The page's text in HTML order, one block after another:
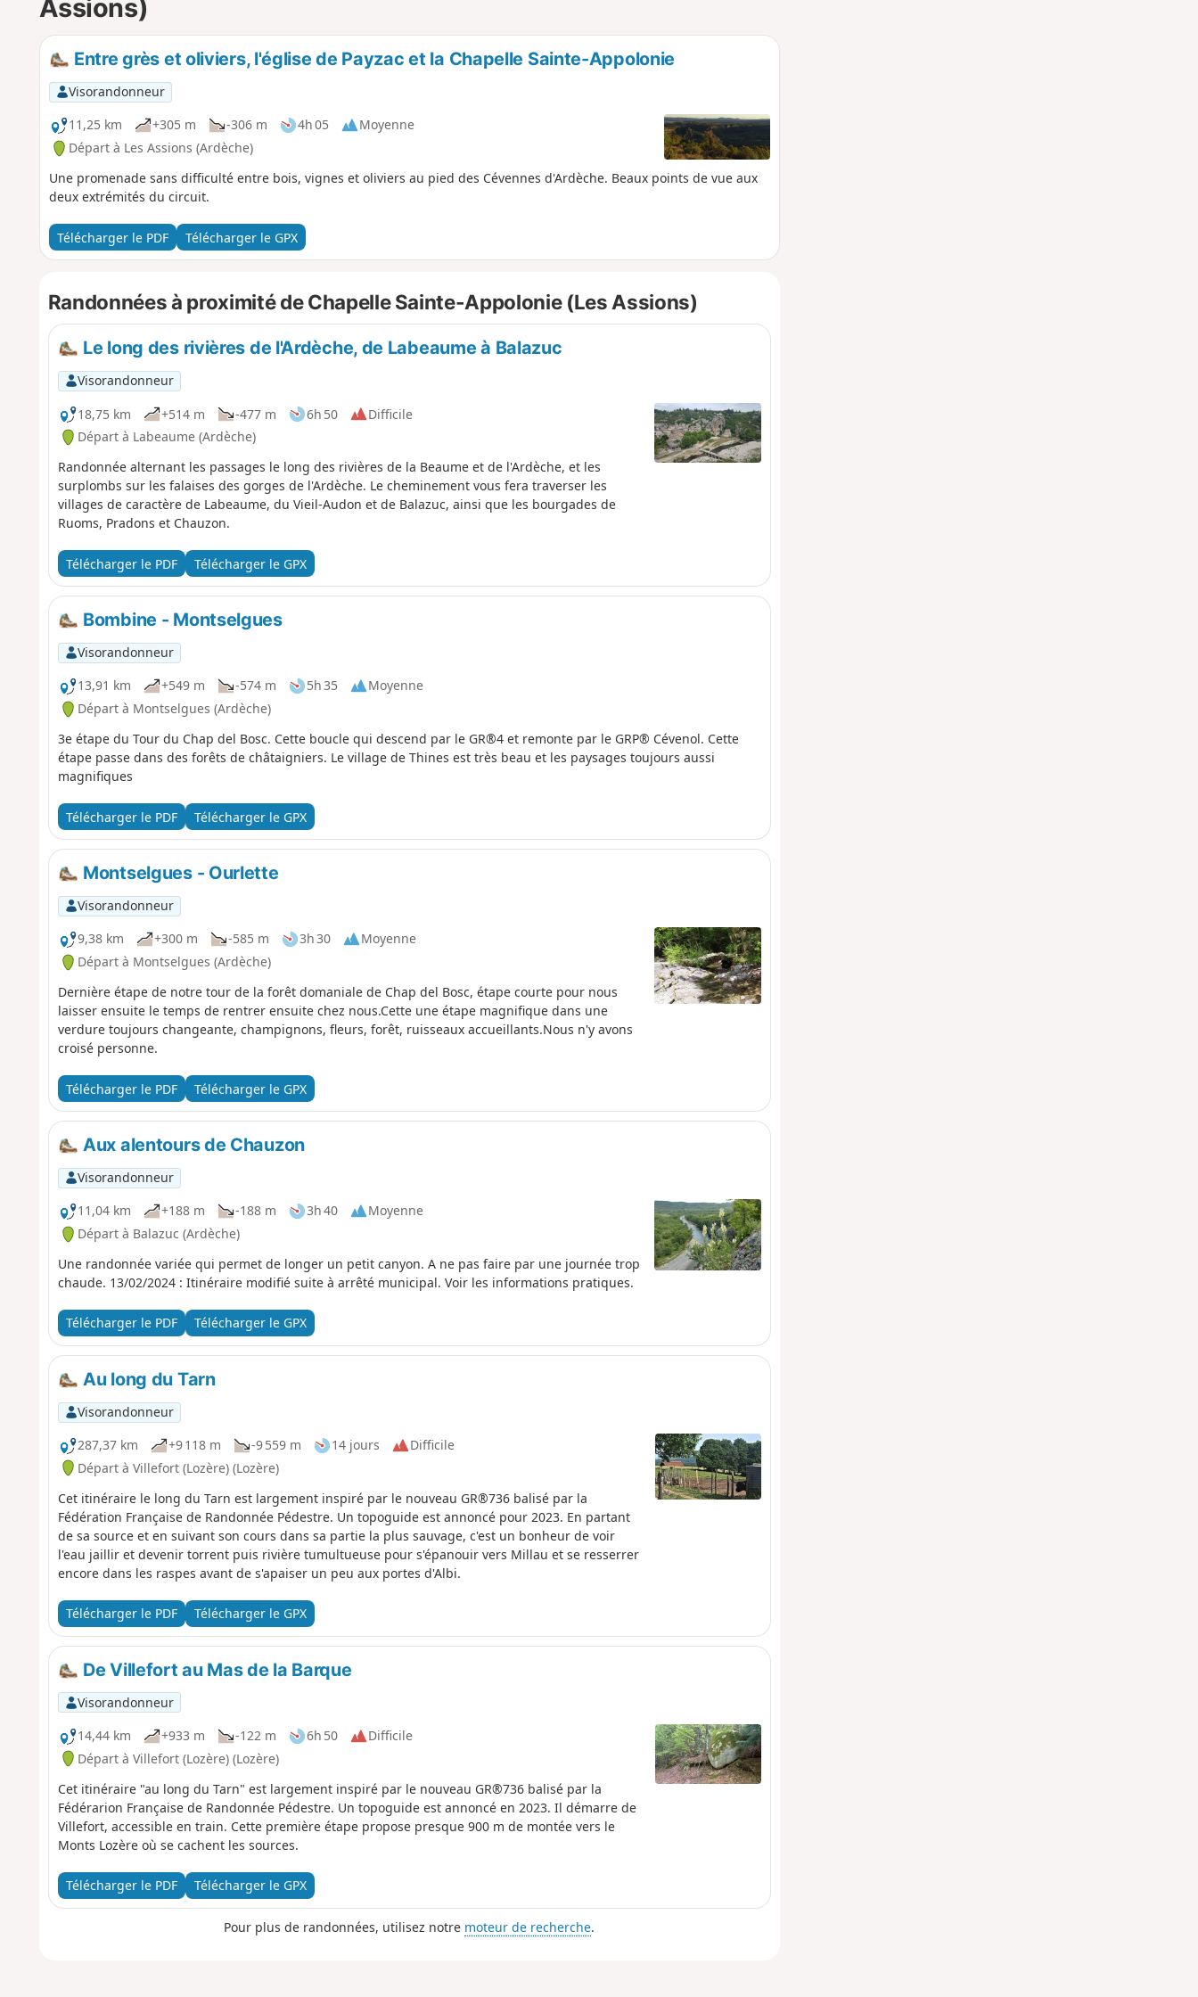
m
i
Assions)
Entre grès et oliviers, l'église de Payzac et la Chapelle Sainte-Appolonie
Visorandonneur
11,25 km
+305 m -306 m 4h 05
Moyenne
Départ à Les Assions (Ardèche)
Une promenade sans difficulté entre bois, vignes et oliviers au pied des Cévennes d'Ardèche. Beaux points de vue aux
deux extrémités du circuit.
Télécharger le PDF Télécharger le GPX
Randonnées à proximité de Chapelle Sainte-Appolonie (Les Assions)
Le long des rivières de l'Ardèche, de Labeaume à Balazuc
Visorandonneur
18,75 km
+514 m -477 m 6h 50
Difficile
Départ à Labeaume (Ardèche)
Randonnée alternant les passages le long des rivières de la Beaume et de l'Ardèche, et les
surplombs sur les falaises des gorges de l'Ardèche. Le cheminement vous fera traverser les
villages de caractère de Labeaume, du Vieil-Audon et de Balazuc, ainsi que les bourgades de
Ruoms, Pradons et Chauzon.
Télécharger le PDF Télécharger le GPX
Bombine - Montselgues
Visorandonneur
13,91 km
+549 m -574 m 5h 35
Moyenne
Départ à Montselgues (Ardèche)
3e étape du Tour du Chap del Bosc. Cette boucle qui descend par le GR®4 et remonte par le GRP® Cévenol. Cette
étape passe dans des forêts de châtaigniers. Le village de Thines est très beau et les paysages toujours aussi
magnifiques
Télécharger le PDF Télécharger le GPX
Montselgues - Ourlette
Visorandonneur
9,38 km
+300 m -585 m 3h 30
Moyenne
Départ à Montselgues (Ardèche)
Dernière étape de notre tour de la forêt domaniale de Chap del Bosc, étape courte pour nous
laisser ensuite le temps de rentrer ensuite chez nous.Cette une étape magnifique dans une
verdure toujours changeante, champignons, fleurs, forêt, ruisseaux accueillants.Nous n'y avons
croisé personne.
Télécharger le PDF Télécharger le GPX
Aux alentours de Chauzon
Visorandonneur
11,04 km
+188 m -188 m 3h 40
Moyenne
Départ à Balazuc (Ardèche)
Une randonnée variée qui permet de longer un petit canyon. A ne pas faire par une journée trop
chaude. 13/02/2024 : Itinéraire modifié suite à arrêté municipal. Voir les informations pratiques.
Télécharger le PDF Télécharger le GPX
Au long du Tarn
Visorandonneur
287,37 km
+9 118 m -9 559 m 14 jours
Difficile
Départ à Villefort (Lozère) (Lozère)
Cet itinéraire le long du Tarn est largement inspiré par le nouveau GR®736 balisé par la
Fédération Française de Randonnée Pédestre. Un topoguide est annoncé pour 2023. En partant
de sa source et en suivant son cours dans sa partie la plus sauvage, c'est un bonheur de voir
l'eau jaillir et devenir torrent puis rivière tumultueuse pour s'épanouir vers Millau et se resserrer
encore dans les raspes avant de s'apaiser un peu aux portes d'Albi.
Télécharger le PDF Télécharger le GPX
De Villefort au Mas de la Barque
Visorandonneur
14,44 km
+933 m -122 m 6h 50
Difficile
Départ à Villefort (Lozère) (Lozère)
Cet itinéraire "au long du Tarn" est largement inspiré par le nouveau GR®736 balisé par la
Fédérarion Française de Randonnée Pédestre. Un topoguide est annoncé en 2023. Il démarre de
Villefort, accessible en train. Cette première étape propose presque 900 m de montée vers le
Monts Lozère où se cachent les sources.
Télécharger le PDF Télécharger le GPX
Pour plus de randonnées, utilisez notre moteur de recherche.